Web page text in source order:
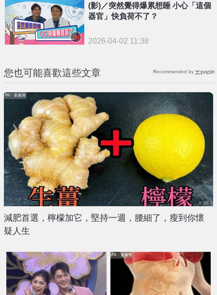
(影)／突然覺得爆累想睡 小心「這個
器官」快負荷不了？
2026-04-02 11:38
您也可能喜歡這些文章
減肥首選，檸檬加它，堅持一週，腰細了，瘦到你懷
疑人生
PR・新素簡
PR・新素簡
Recommended by